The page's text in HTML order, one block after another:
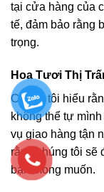
tại cửa hàng của
tế, đảm bảo rằng
trọng.
Hoa Tươi Thị
Chúng tôi hiểu
không thể tự
vụ giao hàng tận
rằng chúng tôi
bạn mong muốn.